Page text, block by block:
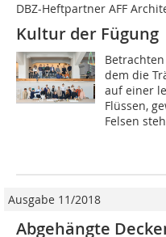
DBZ-Heftpartner AFF
Kultur der Fügung
dem die
auf einer
Flüssen,
Felsen
Ausgabe 11/2018
Abgehängte